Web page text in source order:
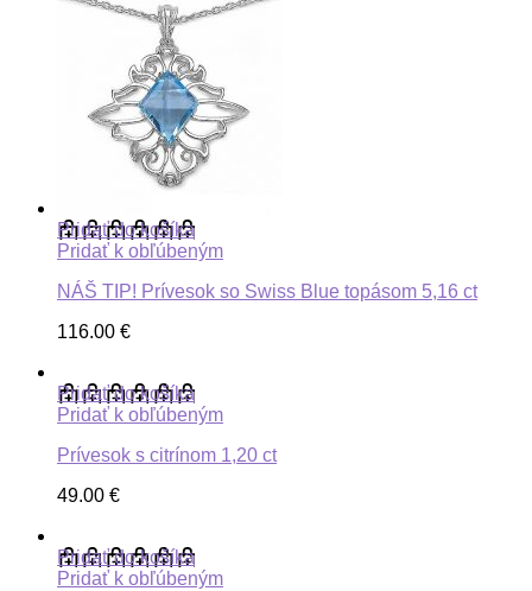
Pridať do košíka
Pridať k obľúbeným
NÁŠ TIP! Prívesok so Swiss Blue topásom 5,16 ct
116.00 €
Pridať do košíka
Pridať k obľúbeným
Prívesok s citrínom 1,20 ct
49.00 €
Pridať do košíka
Pridať k obľúbeným